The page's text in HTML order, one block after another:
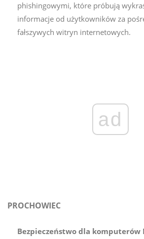
phishingowymi, które próbują
informacje od użytkowników za
fałszywych witryn internetowych.
ad
PROCHOWIEC
Bezpieczeństwo dla komputerów